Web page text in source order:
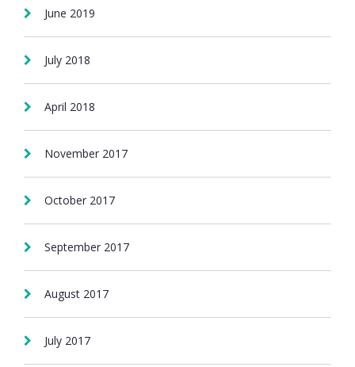
June 2019
July 2018
April 2018
November 2017
October 2017
September 2017
August 2017
July 2017